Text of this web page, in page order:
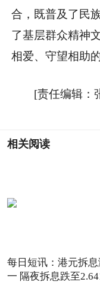
合，既普及了民
了基层群众精神
相爱、守望相助
[责任编辑：
相关阅读
每日短讯：港元拆
一 隔夜拆息跌至